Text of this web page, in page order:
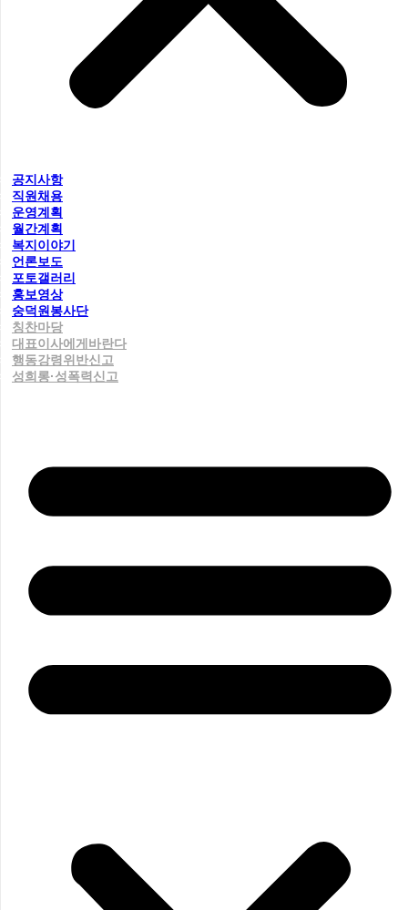
공지사항
직원채용
운영계획
월간계획
복지이야기
언론보도
포토갤러리
홍보영상
숭덕원봉사단
칭찬마당
대표이사에게바란다
행동강령위반신고
성희롱·성폭력신고